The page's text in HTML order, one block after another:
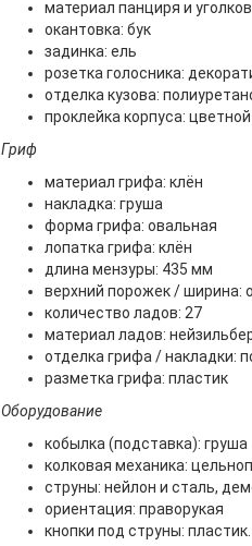
материал панциря и
окантовка: бук
задинка: ель
розетка голосника:
отделка кузова:
проклейка корпуса:
Гриф
материал грифа: клён
накладка: груша
форма грифа: овальная
лопатка грифа: клён
длина мензуры: 435 мм
верхний порожек / ширина:
количество ладов: 27
материал ладов:
отделка грифа / накладки:
разметка грифа: пластик
Оборудование
кобылка (подставка): груша
колковая механика:
струны: нейлон и сталь,
ориентация: праворукая
кнопки под струны: пластик.